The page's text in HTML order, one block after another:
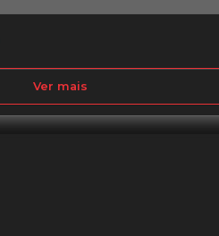
Ver mais